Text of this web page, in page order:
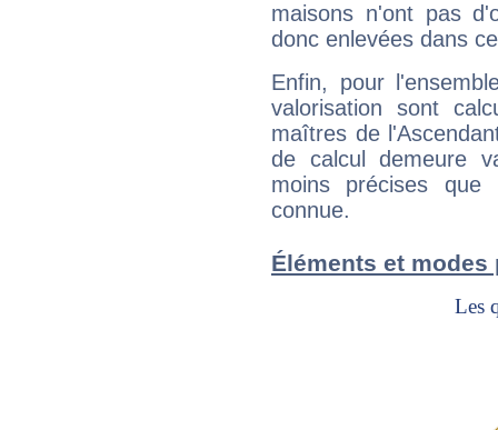
maisons n'ont pas
donc enlevées dans
Enfin, pour
valorisation sont
maîtres de
de calcul demeure
moins précises que
connue.
Éléments et modes